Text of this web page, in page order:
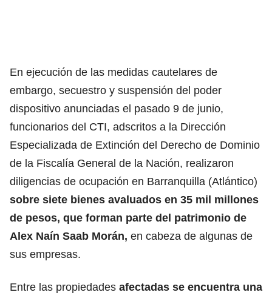
En ejecución de las medidas cautelares de
embargo, secuestro y suspensión del poder
dispositivo anunciadas el pasado 9 de junio,
funcionarios del CTI, adscritos a la Dirección
Especializada de Extinción del Derecho de Dominio
de la Fiscalía General de la Nación, realizaron
diligencias de ocupación en Barranquilla (Atlántico)
sobre siete bienes avaluados en 35 mil millones
de pesos, que forman parte del patrimonio de
Alex Naín Saab Morán, en cabeza de algunas de
sus empresas.
Entre las propiedades afectadas se encuentra una